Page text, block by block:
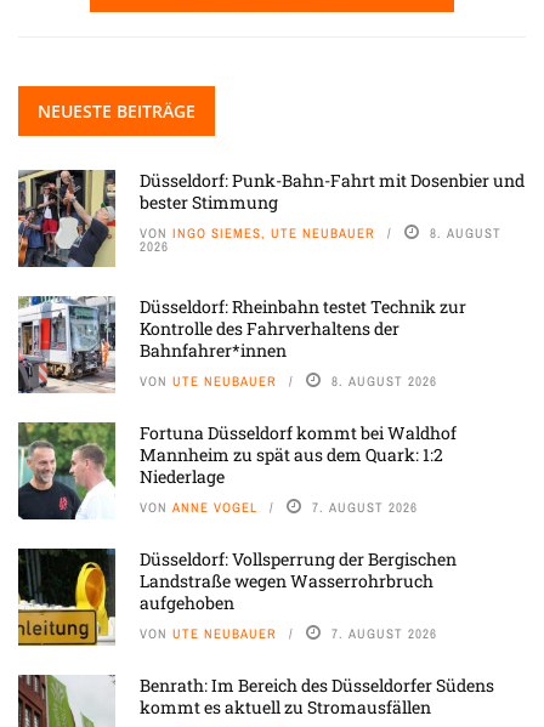
NEUESTE BEITRÄGE
Düsseldorf: Punk-Bahn-Fahrt mit Dosenbier und
bester Stimmung
VON INGO SIEMES, UTE NEUBAUER 8. AUGUST
2026
Düsseldorf: Rheinbahn testet Technik zur
Kontrolle des Fahrverhaltens der
Bahnfahrer*innen
VON UTE NEUBAUER 8. AUGUST 2026
Fortuna Düsseldorf kommt bei Waldhof
Mannheim zu spät aus dem Quark: 1:2
Niederlage
VON ANNE VOGEL 7. AUGUST 2026
Düsseldorf: Vollsperrung der Bergischen
Landstraße wegen Wasserrohrbruch
aufgehoben
VON UTE NEUBAUER 7. AUGUST 2026
Benrath: Im Bereich des Düsseldorfer Südens
kommt es aktuell zu Stromausfällen